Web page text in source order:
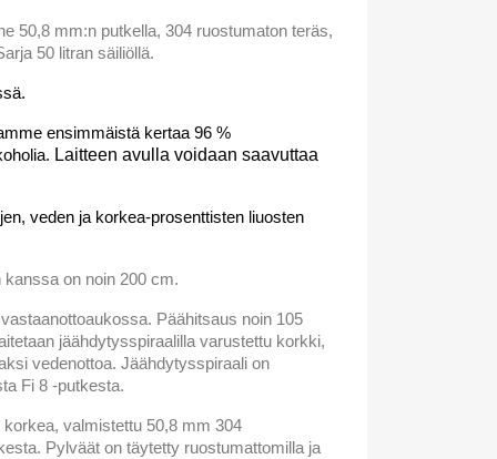
50,8 mm:n putkella, 304 ruostumaton teräs,
50 litran säiliöllä.
ensimmäistä kertaa 96 %
Laitteen avulla voidaan saavuttaa
veden ja korkea-prosenttisten liuosten
on noin 200 cm.
Päähitsaus noin 105
jäähdytysspiraalilla varustettu korkki,
vedenottoa. Jäähdytysspiraali on
Fi 8 -putkesta.
valmistettu 50,8 mm 304
Pylväät on täytetty ruostumattomilla ja